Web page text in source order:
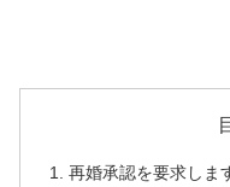
再婚承認を要求しま